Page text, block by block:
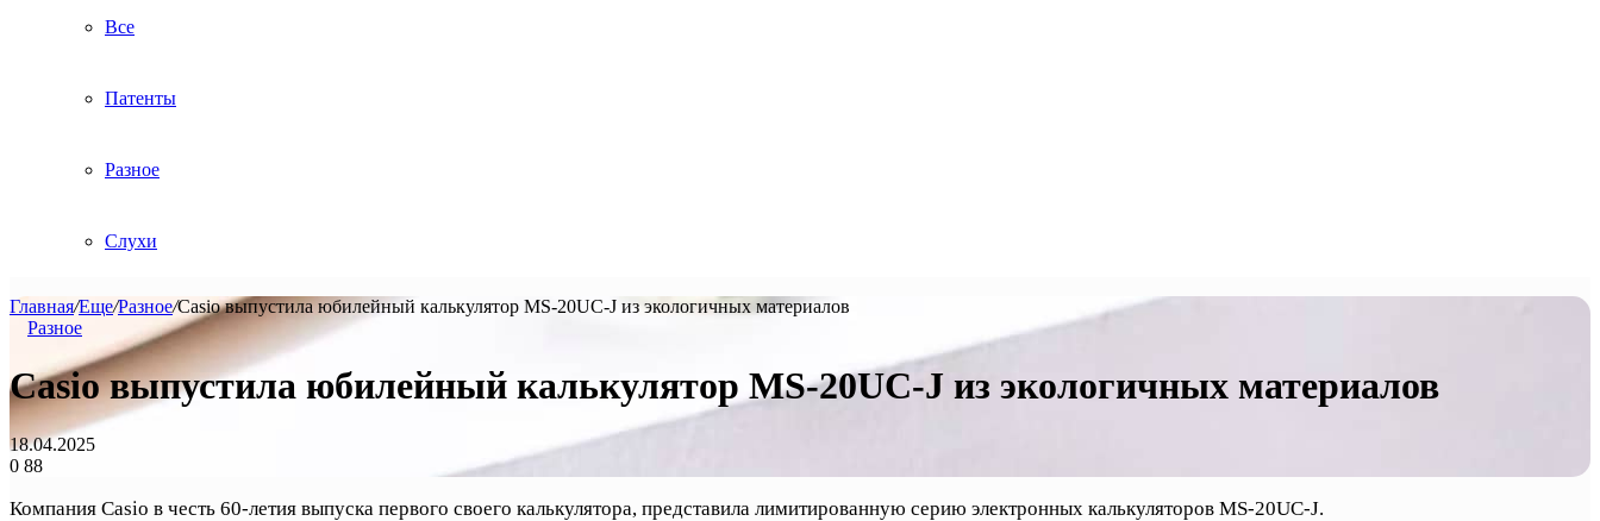
Все
Патенты
Разное
Слухи
Главная/Еще/Разное/Casio выпустила юбилейный калькулятор MS-20UC-J из экологичных материалов
Разное
Casio выпустила юбилейный калькулятор MS-20UC-J из экологичных материалов
18.04.2025
0 88
Компания Casio в честь 60-летия выпуска первого своего калькулятора, представила лимитированную серию электронных калькуляторов MS-20UC-J.